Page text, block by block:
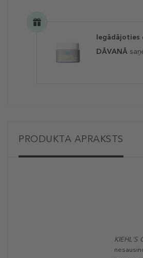
Iegādājoties
DĀVANĀ
PRODUKTA APRAKSTS
KIEHL'S